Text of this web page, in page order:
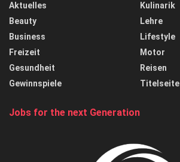
Aktuelles
Beauty
Business
Freizeit
Gesundheit
Gewinnspiele
Kulinarik
Lehre
Lifestyle
Motor
Reisen
Titelseite
Jobs for the next Generation